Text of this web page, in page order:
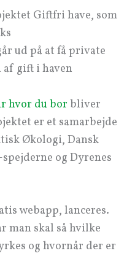
Giftfri have, som
ud på at få private
gift i haven
hvor du borbliver
er et samarbejde
Økologi, Dansk
og Dyrenes
webapp, lanceres.
man skal så hvilke
og hvornår der er